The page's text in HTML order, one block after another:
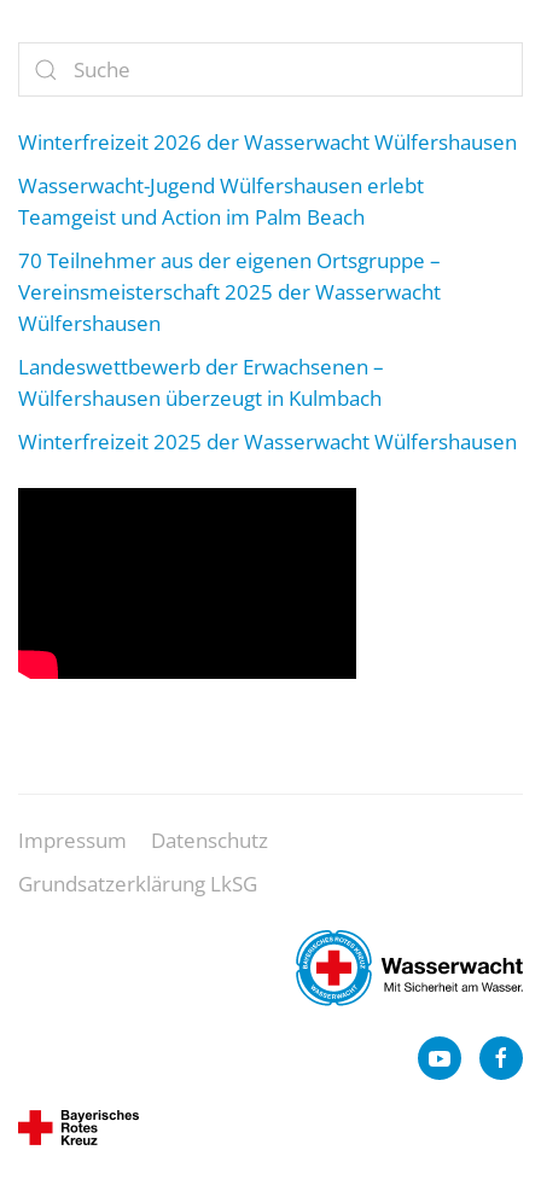
Winterfreizeit 2026 der Wasserwacht Wülfershausen
Wasserwacht-Jugend Wülfershausen erlebt
Teamgeist und Action im Palm Beach
70 Teilnehmer aus der eigenen Ortsgruppe –
Vereinsmeisterschaft 2025 der Wasserwacht
Wülfershausen
Landeswettbewerb der Erwachsenen –
Wülfershausen überzeugt in Kulmbach
Winterfreizeit 2025 der Wasserwacht Wülfershausen
Impressum
Datenschutz
Grundsatzerklärung LkSG